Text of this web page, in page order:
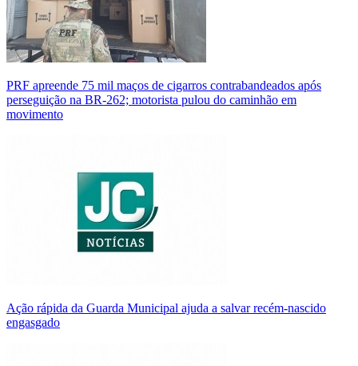
PRF apreende 75 mil maços de cigarros contrabandeados após
perseguição na BR-262; motorista pulou do caminhão em
movimento
Ação rápida da Guarda Municipal ajuda a salvar recém-nascido
engasgado